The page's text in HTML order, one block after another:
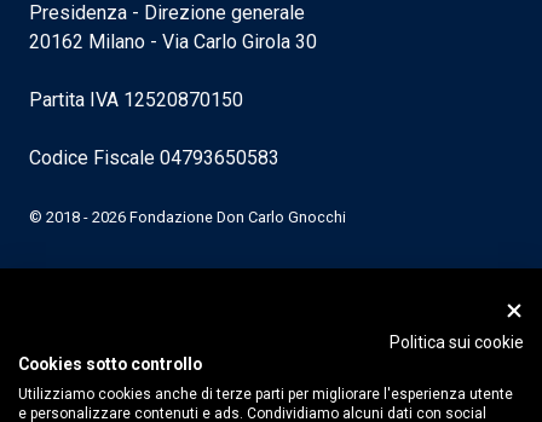
Presidenza - Direzione generale
20162 Milano - Via Carlo Girola 30
Partita IVA 12520870150
Codice Fiscale 04793650583
© 2018 - 2026 Fondazione Don Carlo Gnocchi
Politica sui cookie
Cookies sotto controllo
Utilizziamo cookies anche di terze parti per migliorare l'esperienza utente
e personalizzare contenuti e ads. Condividiamo alcuni dati con social